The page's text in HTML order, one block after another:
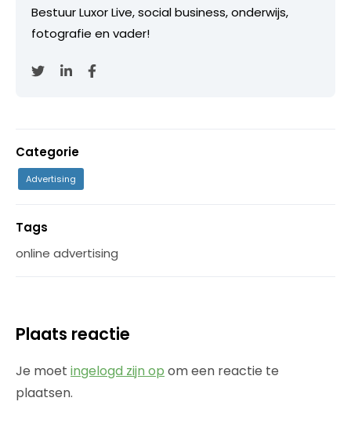
Bestuur Luxor Live, social business, onderwijs,
fotografie en vader!
Categorie
Advertising
Tags
online advertising
Plaats reactie
Je moet ingelogd zijn op om een reactie te
plaatsen.